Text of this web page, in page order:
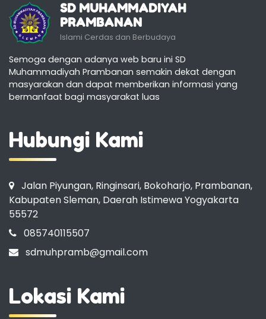
SD MUHAMMADIYAH
PRAMBANAN
Islami Cerdas dan Berbudaya
Semoga dengan adanya web baru ini SD
Muhammadiyah Prambanan semakin dekat dengan
masyarakan dan dapat memberikan informasi yang
bermanfaat bagi masyarakat luas
Hubungi Kami
Jalan Piyungan, Ringinsari, Bokoharjo, Prambanan,
Kabupaten Sleman, Daerah Istimewa Yogyakarta
55572
085740115507
sdmuhpramb@gmail.com
Lokasi Kami